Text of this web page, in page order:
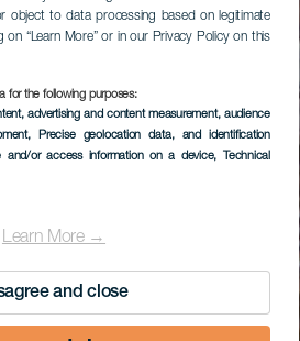
object to data processing based on legitimate
on “Learn More” or in our Privacy Policy on this
for the following purposes:
advertising and content measurement, audience
, Precise geolocation data, and identification
and/or access information on a device, Technical
Learn More →
and close